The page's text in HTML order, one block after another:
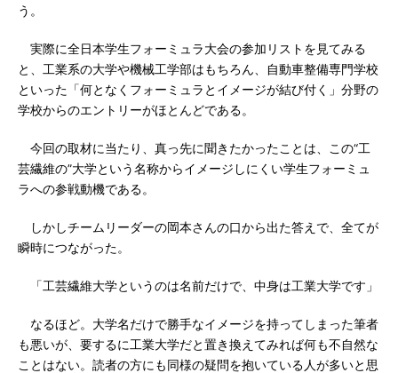
う。
実際に全日本学生フォーミュラ大会の参加リストを見てみる
と、工業系の大学や機械工学部はもちろん、自動車整備専門学校
といった「何となくフォーミュラとイメージが結び付く」分野の
学校からのエントリーがほとんどである。
今回の取材に当たり、真っ先に聞きたかったことは、この“工
芸繊維の”大学という名称からイメージしにくい学生フォーミュ
ラへの参戦動機である。
しかしチームリーダーの岡本さんの口から出た答えで、全てが
瞬時につながった。
「工芸繊維大学というのは名前だけで、中身は工業大学です」
なるほど。大学名だけで勝手なイメージを持ってしまった筆者
も悪いが、要するに工業大学だと置き換えてみれば何も不自然な
ことはない。読者の方にも同様の疑問を抱いている人が多いと思